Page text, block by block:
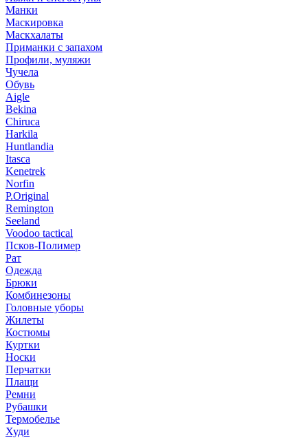
Манки
Маскировка
Маскхалаты
Приманки с запахом
Профили, муляжи
Чучела
Обувь
Aigle
Bekina
Chiruсa
Harkila
Huntlandia
Itasca
Kenetrek
Norfin
P.Original
Remington
Seeland
Voodoo tactical
Псков-Полимер
Рат
Одежда
Брюки
Комбинезоны
Головные уборы
Жилеты
Костюмы
Куртки
Носки
Перчатки
Плащи
Ремни
Рубашки
Термобелье
Худи